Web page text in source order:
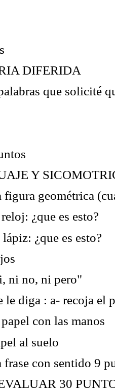
DIFERIDA
que solicité
Y
figura geométrica
¿que es esto?
¿que es esto?
ni no, ni pero"
le diga : a- recoja el
con las manos
al suelo
frase con sentido 9
30